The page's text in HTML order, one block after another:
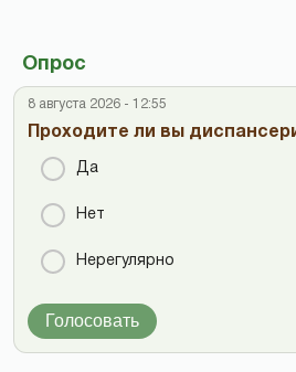
Опрос
8 августа 2026 - 12:55
Проходите ли вы
Да
Нет
Нерегулярно
Голосовать